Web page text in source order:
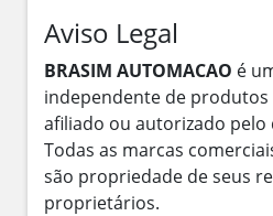
Aviso Legal
BRASIM AUTOMACAO é
independente de produtos
afiliado ou autorizado
Todas as marcas
são propriedade de seus
proprietários.